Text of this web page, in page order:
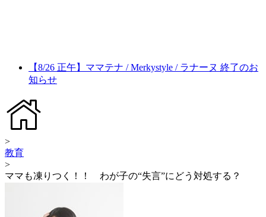
【8/26 正午】ママテナ / Merkystyle / ラナーヌ 終了のお
知らせ
>
教育
>
ママも凍りつく！！ わが子の“失言”にどう対処する？